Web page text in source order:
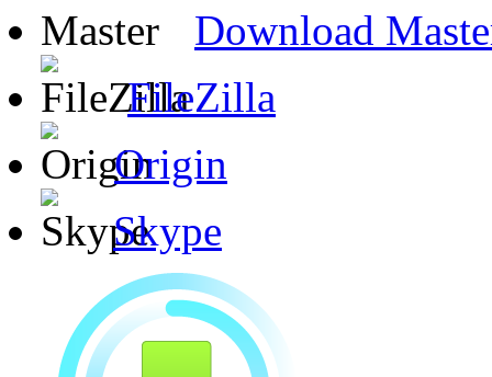
Download
FileZilla
Origin
Skype